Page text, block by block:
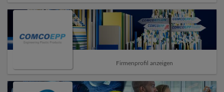
Firmenprofil anzeigen